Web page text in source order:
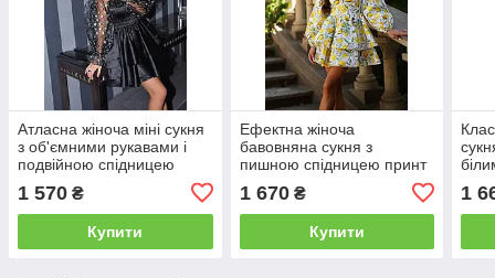
Атласна жіноча міні сукня
з об'ємними рукавами і
подвійною спідницею
1 570 ₴
Купити
Ефектна жіноча
бавовняна сукня з
пишною спідницею принт
1 670₴
Купити
1